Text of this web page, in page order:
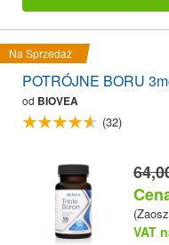
Na Sprzedaż
POTRÓJNE BORU
od BIOVEA
(32)
VAT